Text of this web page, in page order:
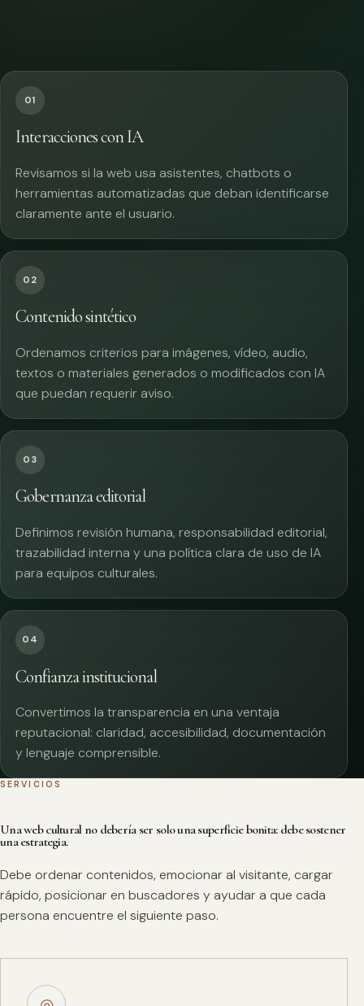
01
Interacciones con IA
Revisamos si la web usa asistentes, chatbots o
herramientas automatizadas que deban identificarse
claramente ante el usuario.
02
Contenido sintético
Ordenamos criterios para imágenes, vídeo, audio,
textos o materiales generados o modificados con IA
que puedan requerir aviso.
03
Gobernanza editorial
Definimos revisión humana, responsabilidad editorial,
trazabilidad interna y una política clara de uso de IA
para equipos culturales.
04
Confianza institucional
Convertimos la transparencia en una ventaja
reputacional: claridad, accesibilidad, documentación
y lenguaje comprensible.
SERVICIOS
Una web cultural no debería ser solo una superficie bonita: debe sostener
una estrategia.
Debe ordenar contenidos, emocionar al visitante, cargar
rápido, posicionar en buscadores y ayudar a que cada
persona encuentre el siguiente paso.